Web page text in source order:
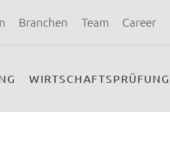
Branchen Team Career
WIRTSCHAFTSPRÜFUNG